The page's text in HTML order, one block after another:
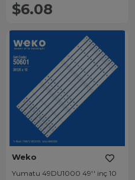
$6.08
Weko
Yumatu 49DU1000 49'' inç 10